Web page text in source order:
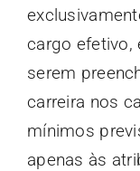
cargo efetivo,
serem
carreira nos
mínimos
apenas às